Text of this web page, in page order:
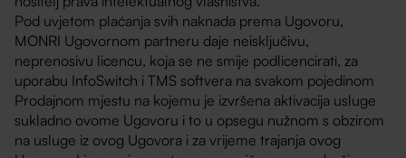
Pod uvjetom plaćanja svih naknada prema Ugovoru,
MONRI Ugovornom partneru daje neisključivu,
neprenosivu licencu, koja se ne smije podlicencirati, za
uporabu InfoSwitch i TMS softvera na svakom pojedinom
Prodajnom mjestu na kojemu je izvršena aktivacija usluge
sukladno ovome Ugovoru i to u opsegu nužnom s obzirom
na usluge iz ovog Ugovora i za vrijeme trajanja ovog